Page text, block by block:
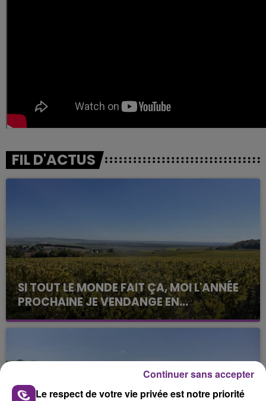
FIL D'ACTUS
SI TOUT LE MONDE FAIT ÇA, MOI L'ANNÉE
PROCHAINE JE VENDANGE EN...
La vendange en Champagne a débuté ce jeudi 6
août dans la commune de Montgueux (Aube). Du
Le respect de votre vie privée est notre priorité
Continuer sans accepter